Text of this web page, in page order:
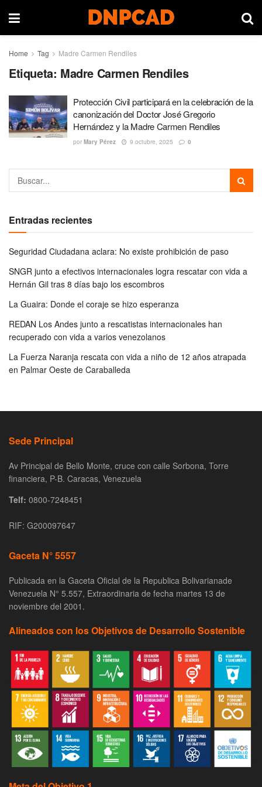
Home Tag Madre Carmen Rendiles
Etiqueta: Madre Carmen Rendiles
Protección Civil participará en la celebración de la
canonización del Doctor José Gregorio
Hernández y la Madre Carmen Rendiles
por Mary Pérez 9 octubre, 2025 0
Entradas recientes
Seguridad Ciudadana aclara: No existe prohibición de paso
SNGR junto a efectivos internacionales logra rescatar con vida a
Hernán Gil tras 8 días bajo los escombros
La Guaira: Donde el coraje se hizo esperanza
REDAN Los Andes junto a rescatistas internacionales han
recuperado con vida a varios venezolanos
La Fuerza Naranja rescata con vida a niño de 12 años atrapada
en Palmar Oeste de Caraballeda
Sede Principal
Av Principal de Bello Monte, cruce con calle Sorbona, Torre
financiera, P-B. Caracas, Venezuela
Telf: 0800-7248451
RIF: G200097647
Gaceta N° 5557
Publicada en la Gaceta Oficial de la Republica Bolivarianade
Venezuela N° 5.557, Extraordinaria de fecha martes 13 de
noviembre del 2001.
Alineados con los Objetivos de Desarrollo Sostenible